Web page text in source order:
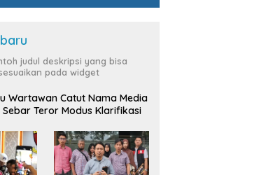
judul deskripsi yang bisa
pada widget
Wartawan Catut Nama Media
Sebar Teror Modus Klarifikasi